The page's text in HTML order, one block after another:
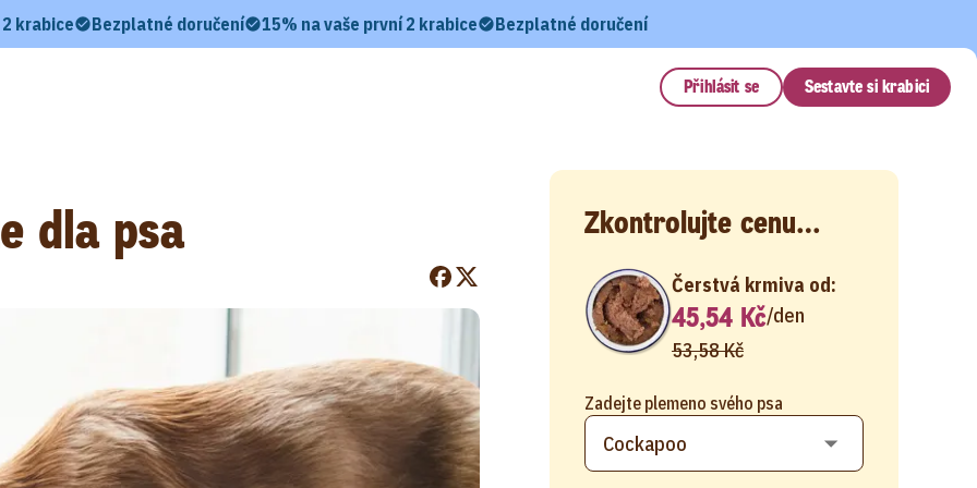
krabice Bezplatné doručení 15% na vaše první 2 krabice Bezplatné doručení
Přihlásit se Sestavte si krabici
dla psa Zkontrolujte cenu…
Zadejte plemeno svého psa
Čerstvá krmiva od:
45,54 Kč/den
53,58 Kč